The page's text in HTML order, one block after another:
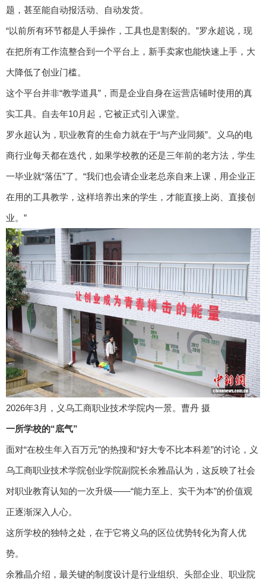
题，甚至能自动报活动、自动发货。
“以前所有环节都是人手操作，工具也是割裂的。”罗永超说，现
在把所有工作流整合到一个平台上，新手卖家也能快速上手，大
大降低了创业门槛。
这个平台并非“教学道具”，而是企业自身在运营店铺时使用的真
实工具。自去年10月起，它被正式引入课堂。
罗永超认为，职业教育的生命力就在于“与产业同频”。义乌的电
商行业每天都在迭代，如果学校教的还是三年前的老方法，学生
一毕业就“落伍”了。“我们也会请企业老总亲自来上课，用企业正
在用的工具教学，这样培养出来的学生，才能直接上岗、直接创
业。”
2026年3月，义乌工商职业技术学院内一景。曹丹 摄
一所学校的“底气”
面对“在校生年入百万元”的热搜和“好大专不比本科差”的讨论，义
乌工商职业技术学院创业学院副院长余雅晶认为，这反映了社会
对职业教育认知的一次升级——“能力至上、实干为本”的价值观
正逐渐深入人心。
这所学校的独特之处，在于它将义乌的区位优势转化为育人优
势。
余雅晶介绍，最关键的制度设计是行业组织、头部企业、职业院